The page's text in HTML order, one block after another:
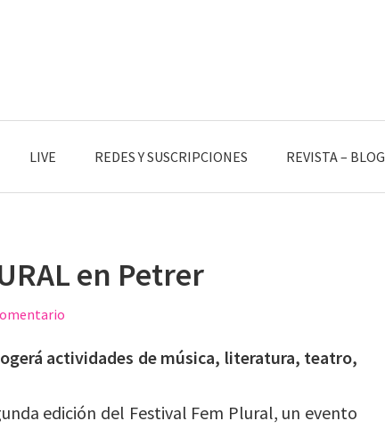
LIVE REDES Y SUSCRIPCIONES REVISTA – BLOG
en Petrer
actividades de música, literatura, teatro,
edición del Festival Fem Plural, un evento